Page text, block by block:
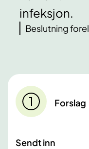
infeksjon.
Beslutning
Forslag
Sendt inn